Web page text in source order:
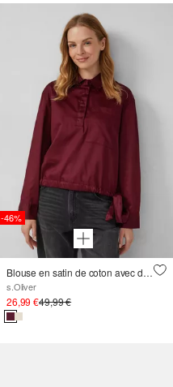
-46%
Blouse en satin de coton avec détail à nouer à l'ourlet
s.Oliver
26,99 €49,99 €